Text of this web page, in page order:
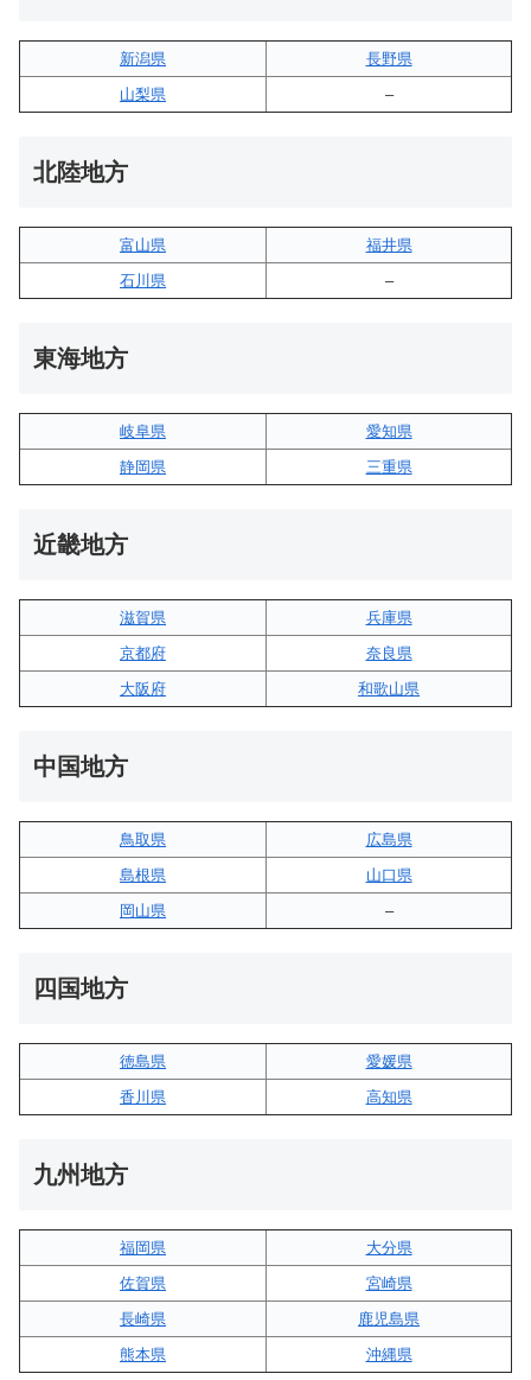
新潟県
長野県
山梨県
–
北陸地方
富山県
福井県
石川県
–
東海地方
岐阜県
愛知県
静岡県
三重県
近畿地方
滋賀県
兵庫県
京都府
奈良県
大阪府
和歌山県
中国地方
鳥取県
広島県
島根県
山口県
岡山県
–
四国地方
徳島県
愛媛県
香川県
高知県
九州地方
福岡県
大分県
佐賀県
宮崎県
長崎県
鹿児島県
熊本県
沖縄県